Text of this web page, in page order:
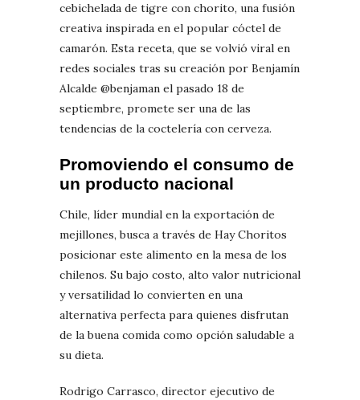
cebichelada de tigre con chorito, una fusión
creativa inspirada en el popular cóctel de
camarón. Esta receta, que se volvió viral en
redes sociales tras su creación por Benjamín
Alcalde @benjaman el pasado 18 de
septiembre, promete ser una de las
tendencias de la coctelería con cerveza.
Promoviendo el consumo de
un producto nacional
Chile, líder mundial en la exportación de
mejillones, busca a través de Hay Choritos
posicionar este alimento en la mesa de los
chilenos. Su bajo costo, alto valor nutricional
y versatilidad lo convierten en una
alternativa perfecta para quienes disfrutan
de la buena comida como opción saludable a
su dieta.
Rodrigo Carrasco, director ejecutivo de